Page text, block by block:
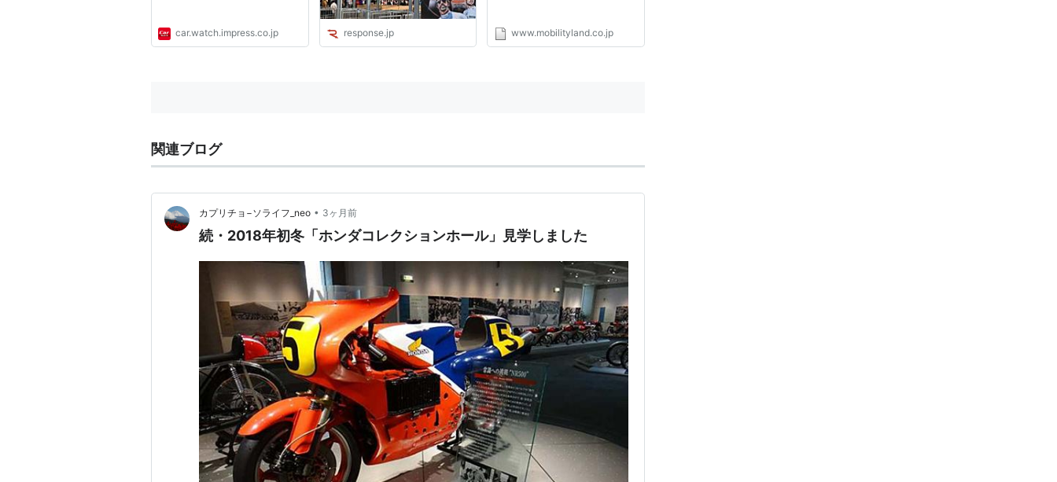
car.watch.impress.co.jp response.jp www.mobilityland.co.jp
関連ブログ
カプリチョ−ソライフ_neo • 3ヶ月前
続・2018年初冬「ホンダコレクションホール」見学しました